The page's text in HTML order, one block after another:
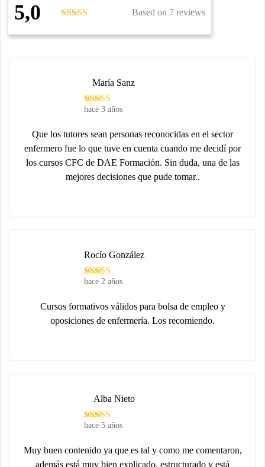
5,0 Based on 7 reviews
hace 3 años
María Sanz
Que los tutores sean personas reconocidas en el sector
enfermero fue lo que tuve en cuenta cuando me decidí por
los cursos CFC de DAE Formación. Sin duda, una de las
mejores decisiones que pude tomar..
hace 2 años
Rocío González
Cursos formativos válidos para bolsa de empleo y
oposiciones de enfermería. Los recomiendo.
hace 5 años
Alba Nieto
Muy buen contenido ya que es tal y como me comentaron,
además está muy bien explicado, estructurado y está